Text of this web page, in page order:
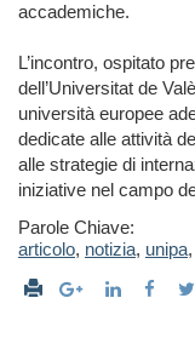
accademiche.
L’incontro, ospitato
dell’Universitat de
università europee
dedicate alle attività
alle strategie di
iniziative nel campo
Parole Chiave:
articolo, notizia, unipa,